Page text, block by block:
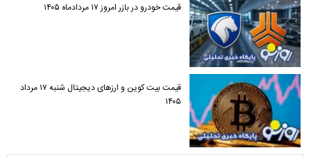
قیمت خودرو در بازر امروز ۱۷ مردادماه ۱۴۰۵
قیمت بیت کوین و ارز‌های دیجیتال شنبه ۱۷ مرداد
۱۴۰۵